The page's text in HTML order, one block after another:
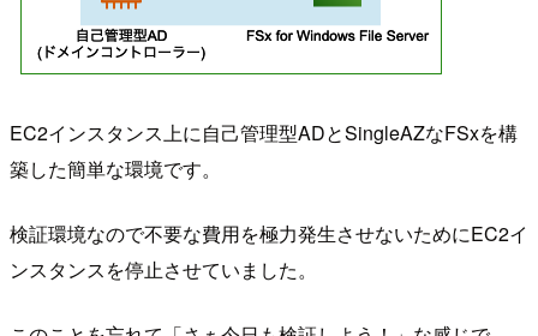
EC2インスタンス上に自己管理型ADとSingleAZなFSxを構
築した簡単な環境です。
検証環境なので不要な費用を極力発生させないためにEC2イ
ンスタンスを停止させていました。